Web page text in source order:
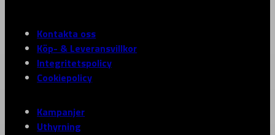
Kontakta oss
Köp- & Leveransvillkor
Integritetspolicy
Cookiepolicy
Kampanjer
Uthyrning